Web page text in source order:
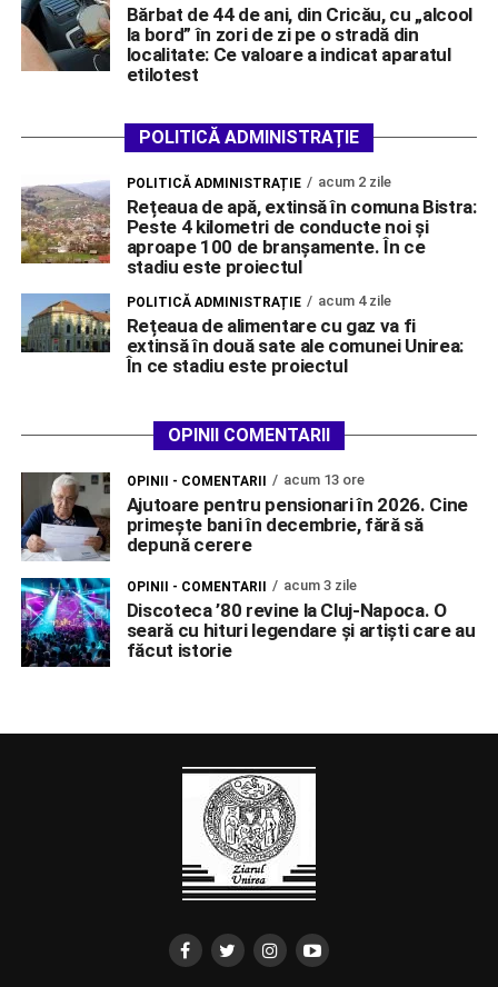
Bărbat de 44 de ani, din Cricău, cu „alcool
la bord” în zori de zi pe o stradă din
localitate: Ce valoare a indicat aparatul
etilotest
POLITICĂ ADMINISTRAȚIE
POLITICĂ ADMINISTRAȚIE acum 2 zile
Rețeaua de apă, extinsă în comuna Bistra:
Peste 4 kilometri de conducte noi și
aproape 100 de branșamente. În ce
stadiu este proiectul
POLITICĂ ADMINISTRAȚIE acum 4 zile
Rețeaua de alimentare cu gaz va fi
extinsă în două sate ale comunei Unirea:
În ce stadiu este proiectul
OPINII COMENTARII
OPINII - COMENTARII acum 13 ore
Ajutoare pentru pensionari în 2026. Cine
primește bani în decembrie, fără să
depună cerere
OPINII - COMENTARII acum 3 zile
Discoteca ’80 revine la Cluj-Napoca. O
seară cu hituri legendare și artiști care au
făcut istorie